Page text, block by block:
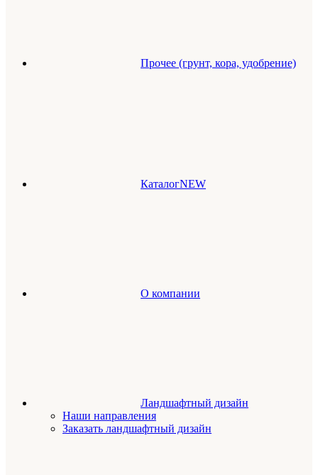
Прочее (грунт, кора, удобрение)
КаталогNEW
О компании
Ландшафтный дизайн
Наши направления
Заказать ландшафтный дизайн